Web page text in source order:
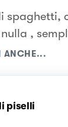
spaghetti,
,
ANCHE...
piselli